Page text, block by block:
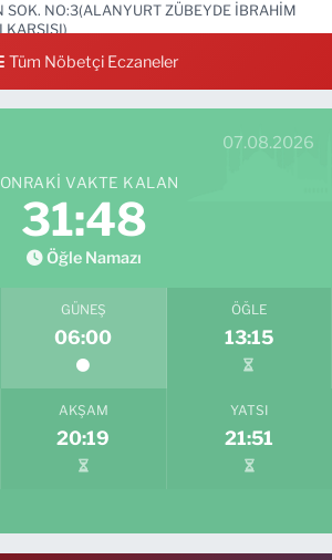
SOK. NO:3(ALANYURT ZÜBEYDE İBRAHİM
KARŞISI)
Yol Tarifi Al
Tüm Nöbetçi Eczaneler
07.08.2026
VAKTE KALAN
31:46
Öğle Namazı
GÜNEŞ
06:00
ÖĞLE
13:15
AKŞAM
20:19
YATSI
21:51